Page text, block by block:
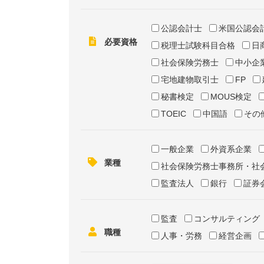
必要資格
公認会計士
米国公認会
税理士試験科目合格
日
社会保険労務士
中小企
宅地建物取引士
FP
秘書検定
MOUS検定
TOEIC
中国語 その
業種
一般企業
外資系企業
社会保険労務士事務所・社
監査法人
銀行 証券
職種
監査
コンサルティング
人事・労務
経営企画